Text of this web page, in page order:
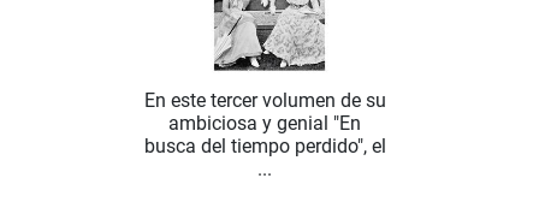
En este tercer volumen de su
ambiciosa y genial "En
busca del tiempo perdido", el
...